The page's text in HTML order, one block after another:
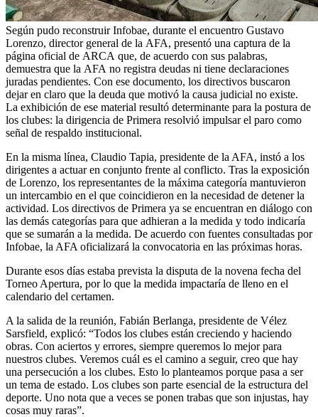
Según pudo reconstruir Infobae, durante el encuentro Gustavo
Lorenzo, director general de la AFA, presentó una captura de la
página oficial de ARCA que, de acuerdo con sus palabras,
demuestra que la AFA no registra deudas ni tiene declaraciones
juradas pendientes. Con ese documento, los directivos buscaron
dejar en claro que la deuda que motivó la causa judicial no existe.
La exhibición de ese material resultó determinante para la postura de
los clubes: la dirigencia de Primera resolvió impulsar el paro como
señal de respaldo institucional.
En la misma línea, Claudio Tapia, presidente de la AFA, instó a los
dirigentes a actuar en conjunto frente al conflicto. Tras la exposición
de Lorenzo, los representantes de la máxima categoría mantuvieron
un intercambio en el que coincidieron en la necesidad de detener la
actividad. Los directivos de Primera ya se encuentran en diálogo con
las demás categorías para que adhieran a la medida y todo indicaría
que se sumarán a la medida. De acuerdo con fuentes consultadas por
Infobae, la AFA oficializará la convocatoria en las próximas horas.
Durante esos días estaba prevista la disputa de la novena fecha del
Torneo Apertura, por lo que la medida impactaría de lleno en el
calendario del certamen.
A la salida de la reunión, Fabián Berlanga, presidente de Vélez
Sarsfield, explicó: “Todos los clubes están creciendo y haciendo
obras. Con aciertos y errores, siempre queremos lo mejor para
nuestros clubes. Veremos cuál es el camino a seguir, creo que hay
una persecución a los clubes. Esto lo planteamos porque pasa a ser
un tema de estado. Los clubes son parte esencial de la estructura del
deporte. Uno nota que a veces se ponen trabas que son injustas, hay
cosas muy raras”.